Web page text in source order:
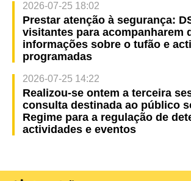
2026-07-25 18:02
Prestar atenção à segurança:
visitantes para acompanharem
informações sobre o tufão e
programadas
2026-07-25 14:22
Realizou-se ontem a terceira
consulta destinada ao público
Regime para a regulação de
actividades e eventos